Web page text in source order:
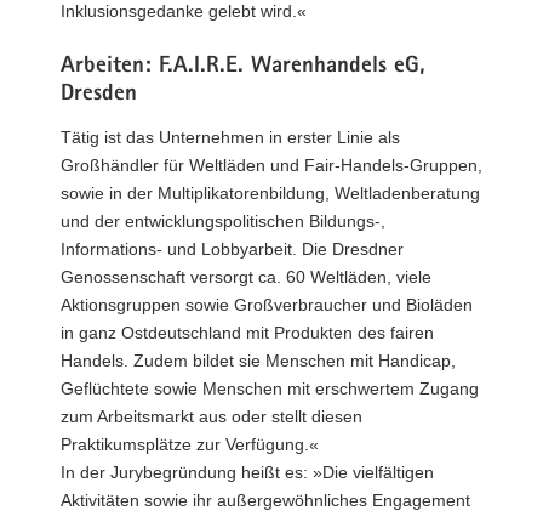
Inklusionsgedanke gelebt wird.«
Arbeiten: F.A.I.R.E. Warenhandels eG,
Dresden
Tätig ist das Unternehmen in erster Linie als
Großhändler für Weltläden und Fair-Handels-Gruppen,
sowie in der Multiplikatorenbildung, Weltladenberatung
und der entwicklungspolitischen Bildungs-,
Informations- und Lobbyarbeit. Die Dresdner
Genossenschaft versorgt ca. 60 Weltläden, viele
Aktionsgruppen sowie Großverbraucher und Bioläden
in ganz Ostdeutschland mit Produkten des fairen
Handels. Zudem bildet sie Menschen mit Handicap,
Geflüchtete sowie Menschen mit erschwertem Zugang
zum Arbeitsmarkt aus oder stellt diesen
Praktikumsplätze zur Verfügung.«
In der Jurybegründung heißt es: »Die vielfältigen
Aktivitäten sowie ihr außergewöhnliches Engagement